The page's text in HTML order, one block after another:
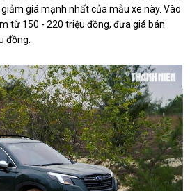
giá mạnh nhất của mẫu xe này. Vào
từ 150 - 220 triệu đồng, đưa giá bán
đồng.